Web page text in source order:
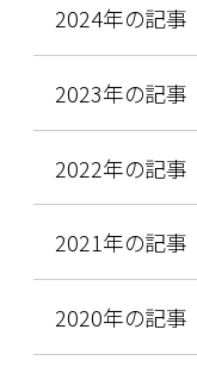
2024年の記事
2023年の記事
2022年の記事
2021年の記事
2020年の記事